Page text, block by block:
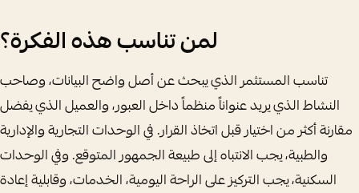
لمن تناسب هذه الفكرة؟
تناسب المستثمر الذي يبحث عن أصل واضح البيانات، وصاحب
النشاط الذي يريد عنواناً منظماً داخل العبور، والعميل الذي يفضل
مقارنة أكثر من اختيار قبل اتخاذ القرار. في الوحدات التجارية والإدارية
والطبية، يجب الانتباه إلى طبيعة الجمهور المتوقع. وفي الوحدات
السكنية، يجب التركيز على الراحة اليومية، الخدمات، وقابلية إعادة